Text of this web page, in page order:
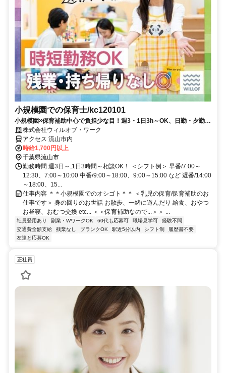
小規模園での保育士/kc120101
小規模園×保育補助中心で負担少な目！週3・1日3h～OK、日勤・夕勤等
の選択可！ミドルシニアも
株式会社ウィルオブ・ワーク
アクセス 流山市内
時給1,700円以上
千葉県流山市
勤務時間 週3日～,1日3時間～相談OK！ ＜シフト例＞ 早番/7:00～
12:30、7:00～10:00 中番/9:00～18:00、9:00～15:00 など 遅番/14:00
～18:00、15...
仕事内容 ＊＊小規模園でのオシゴト＊＊ ＜乳児の保育/保育補助のお
仕事です＞ 身の回りのお世話 お散歩、一緒に遊んだり 給食、おやつ
お昼寝、おむつ交換 etc... ＜＜保育補助なので...＞＞ ...
社員登用あり 副業・WワークOK 60代も応募可 職場見学可
経験不問
交通費全額支給
残業なし ブランクOK 駅近5分以内 シフト制
履歴書不要
友達と応募OK
正社員